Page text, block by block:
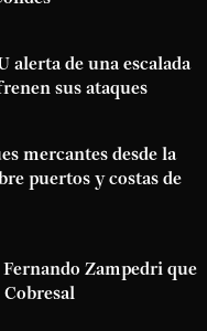
alerta de una escalada
sus ataques
mercantes desde la
puertos y costas de
Zampedri que